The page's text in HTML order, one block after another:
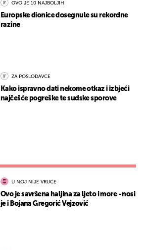
OVO JE 10 NAJBOLJIH
Europske dionice dosegnule su rekordne
razine
ZA POSLODAVCE
Kako ispravno dati nekome otkaz i izbjeći
najčešće pogreške te sudske sporove
U NOJ NIJE VRUĆE
Ovo je savršena haljina za ljeto i more - nosi
je i Bojana Gregorić Vejzović